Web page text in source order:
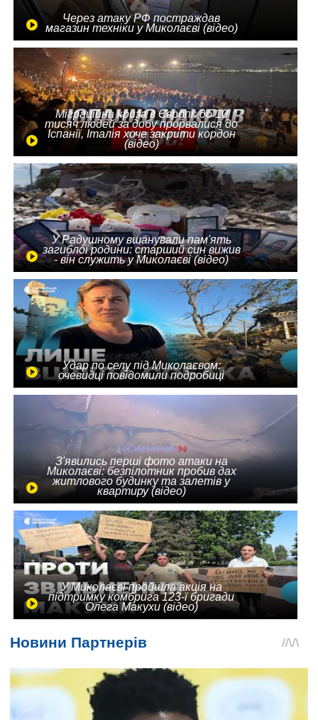
Через атаку РФ постраждав
магазин техніки у Миколаєві (відео)
Міграційна криза в Європі: до 10
тисяч людей за добу прорвалися до
Іспанії, Італія хоче закрити кордон
(відео)
У Радушному вшанували пам'ять
загиблої родини: старший син вижив
- він служить у Миколаєві (відео)
Удар по селу під Миколаєвом:
очевидці повідомили подробиці
З'явились перші фото атаки на
Миколаєві: безпілотник пробив дах
житлового будинку та залетів у
квартиру (відео)
У Миколаєві пройшла акція на
підтримку комбрига 123-ї бригади
Олега Макухи (відео)